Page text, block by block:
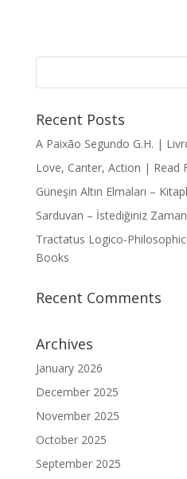
Recent Posts
A Paixão Segundo G.H. |
Love, Canter, Action | Read
Güneşin Altın Elmaları –
Sarduvan – İstediğiniz
Tractatus Logico-
Books
Recent Comments
Archives
January 2026
December 2025
November 2025
October 2025
September 2025